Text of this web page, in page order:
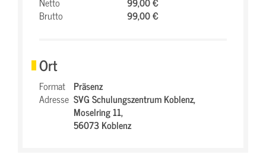
Brutto
99,00 €
Ort
Format Präsenz
Adresse SVG Schulungszentrum Koblenz,
Moselring 11,
56073 Koblenz